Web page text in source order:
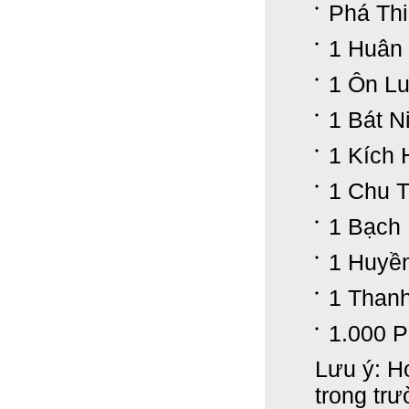
Phá
1
1 Ôn
1 Bát
1 Kích
1 Chu
1 Bạch
1
1
1.000
Lưu ý:
trong